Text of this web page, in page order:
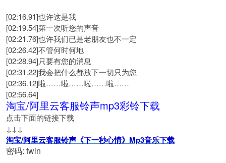
[02:16.91]也许这是我
[02:19.54]第一次听您的声音
[02:21.76]也许我们已是老朋友也不一定
[02:26.42]不管何时何地
[02:28.94]只要有您的消息
[02:31.22]我会把什么都放下一切只为您
[02:36.12]啦……啦……啦……啦……
[02:56.64]
淘宝/阿里云客服铃声mp3彩铃下载
点击下面的链接下载
↓↓↓
淘宝/阿里云客服铃声《下一秒心情》Mp3音乐下载
密码: fwin